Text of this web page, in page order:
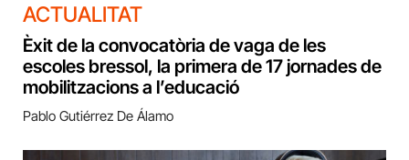
ACTUALITAT
Èxit de la convocatòria de vaga de les
escoles bressol, la primera de 17 jornades de
mobilitzacions a l’educació
Pablo Gutiérrez De Álamo